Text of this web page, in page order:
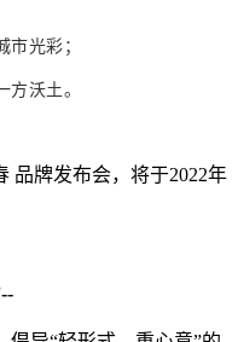
光彩；
沃土。
品牌发布会，将于2022年